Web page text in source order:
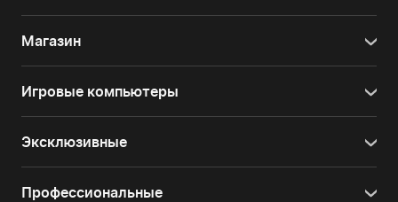
Магазин
Игровые компьютеры
Эксклюзивные
Профессиональные